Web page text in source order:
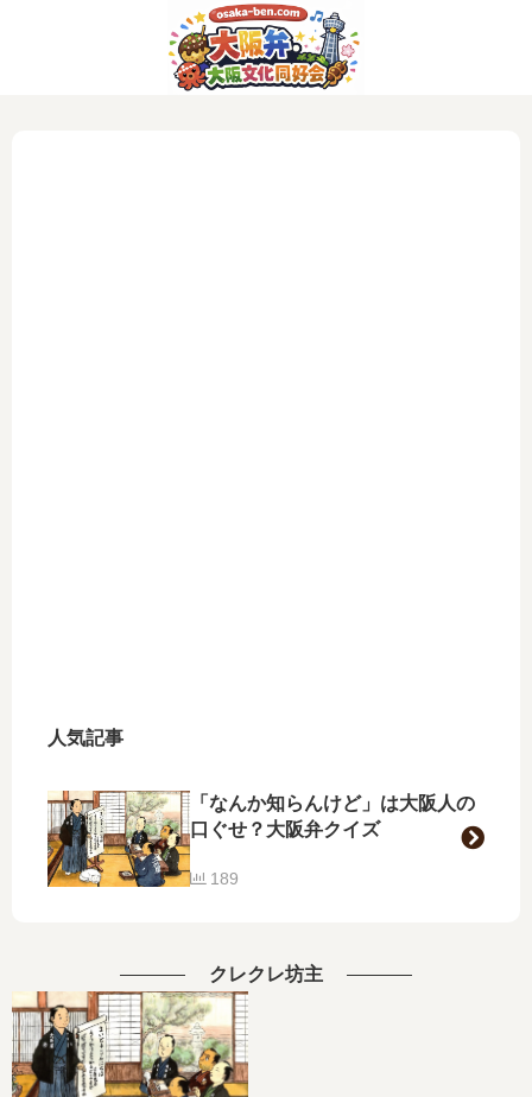
人気記事
「なんか知らんけど」は大阪人の
口ぐせ？大阪弁クイズ
189
クレクレ坊主